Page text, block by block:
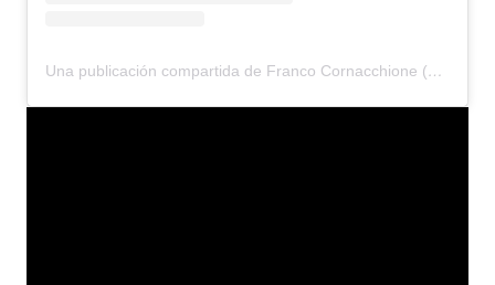
Una publicación compartida de Franco Cornacchione (@francosapere)